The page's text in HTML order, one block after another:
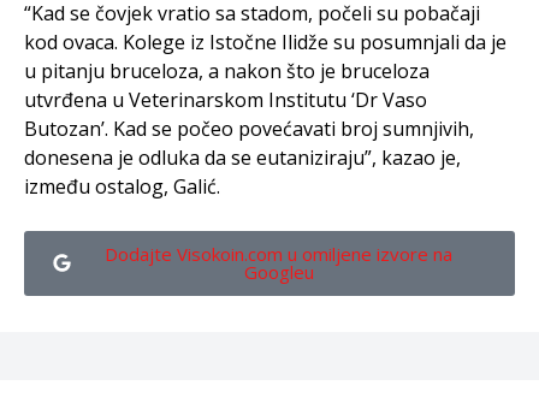
“Kad se čovjek vratio sa stadom, počeli su pobačaji
kod ovaca. Kolege iz Istočne Ilidže su posumnjali da je
u pitanju bruceloza, a nakon što je bruceloza
utvrđena u Veterinarskom Institutu ‘Dr Vaso
Butozan’. Kad se počeo povećavati broj sumnjivih,
donesena je odluka da se eutaniziraju”, kazao je,
između ostalog, Galić.
Dodajte Visokoin.com u omiljene izvore na
Googleu